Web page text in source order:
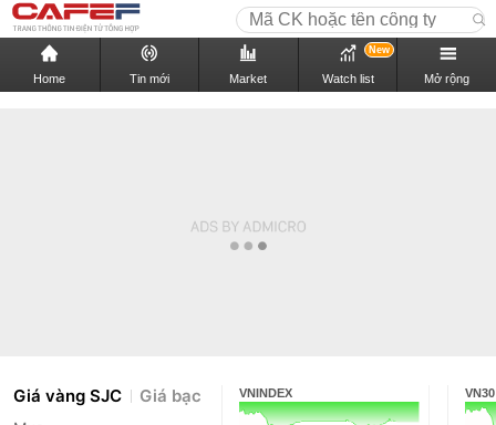
Home Tin mới Market Watch list
New
Mở rộng
Giá vàng SJC Giá bạc VNINDEX VN30